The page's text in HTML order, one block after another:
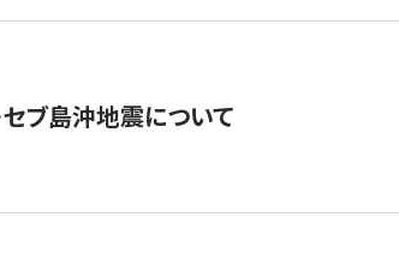
ブ島沖地震について